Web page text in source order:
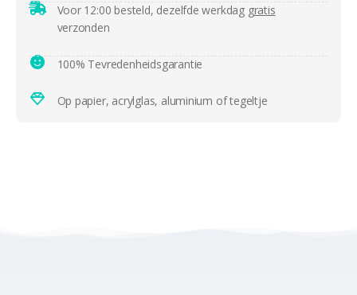
Voor 12:00 besteld, dezelfde werkdag gratis
verzonden
100% Tevredenheidsgarantie
Op papier, acrylglas, aluminium of tegeltje